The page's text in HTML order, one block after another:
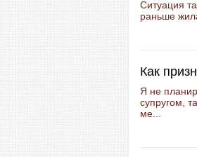
Ситуация
раньше
Как
Я не
супругом,
ме...